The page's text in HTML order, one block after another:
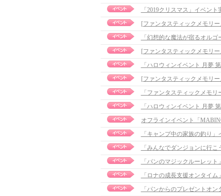
「2019クリスマス」イベン
「幻想的な魔法が宿るオル
「ハロウィンイベント 月夢
「ファンタスティックメモ
「ハロウィンイベント 月夢
「キャンプ中の家族の釣り
「みんなでダンジョンに行
「パンのマジックルーレッ
「ロナの成長支援オンタイ
「パンからのプレゼントオ